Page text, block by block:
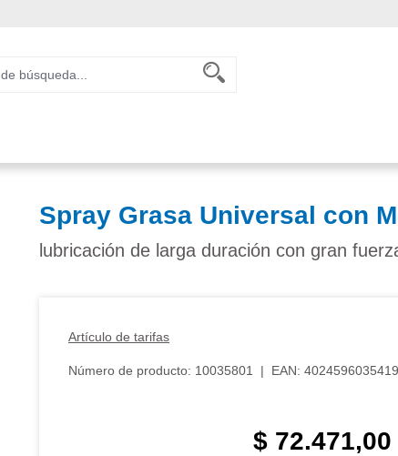
Spray Grasa Universal con
lubricación de larga duración con gran
Artículo de tarifas
Número de producto: 10035801 | EAN: 4024596035419
Precio normal:
$ 72.471,00